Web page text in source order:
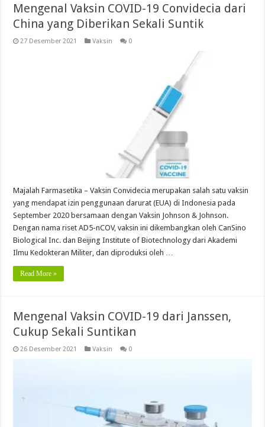
Mengenal Vaksin COVID-19 Convidecia dari
China yang Diberikan Sekali Suntik
27 Desember 2021 Vaksin 0
Majalah Farmasetika – Vaksin Convidecia merupakan salah satu vaksin
yang mendapat izin penggunaan darurat (EUA) di Indonesia pada
September 2020 bersamaan dengan Vaksin Johnson & Johnson.
Dengan nama riset AD5-nCOV, vaksin ini dikembangkan oleh CanSino
Biological Inc. dan Beijing Institute of Biotechnology dari Akademi
Ilmu Kedokteran Militer, dan diproduksi oleh …
Read More »
Mengenal Vaksin COVID-19 dari Janssen,
Cukup Sekali Suntikan
26 Desember 2021 Vaksin 0